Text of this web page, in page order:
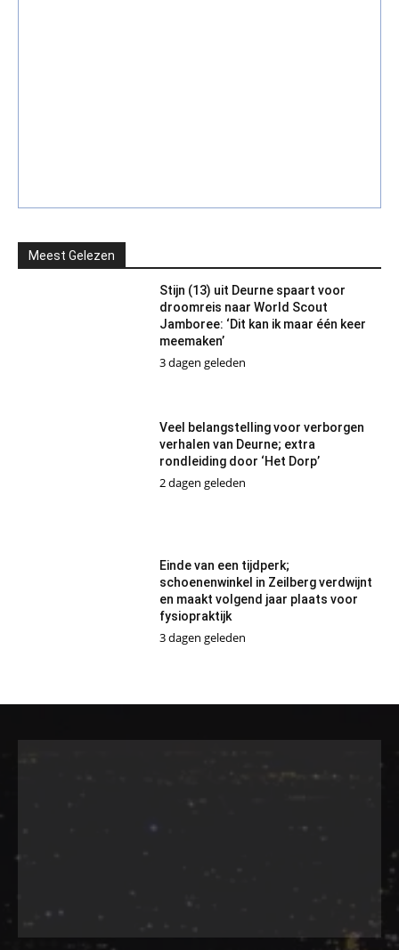
Meest Gelezen
Stijn (13) uit Deurne spaart voor
droomreis naar World Scout
Jamboree: ‘Dit kan ik maar één keer
meemaken’
3 dagen geleden
Veel belangstelling voor verborgen
verhalen van Deurne; extra
rondleiding door ‘Het Dorp’
2 dagen geleden
Einde van een tijdperk;
schoenenwinkel in Zeilberg verdwijnt
en maakt volgend jaar plaats voor
fysiopraktijk
3 dagen geleden